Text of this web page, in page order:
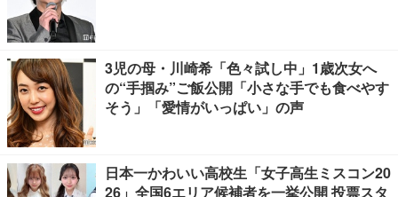
3児の母・川崎希「色々試し中」1歳次女へ
の“手掴み”ご飯公開「小さな手でも食べやす
そう」「愛情がいっぱい」の声
日本一かわいい高校生「女子高生ミスコン20
26」全国6エリア候補者を一挙公開 投票スタ